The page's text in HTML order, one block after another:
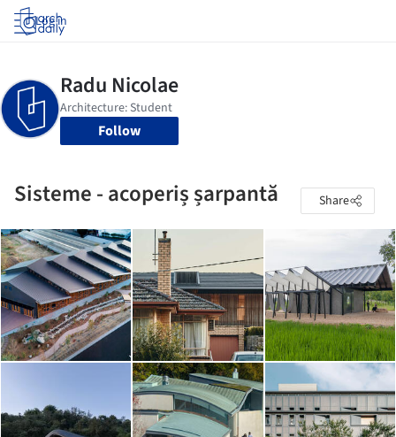
Log in
Follow
Sisteme - acoperiș șarpantă Share